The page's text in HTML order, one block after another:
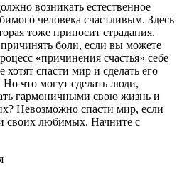
возникать естественное
человека счастливым. Здесь
тоже приносит страдания.
боли, если вы можете
«причинения счастья» себе
спасти мир и сделать его
что могут сделать люди,
гармоничными свою жизнь и
Невозможно спасти мир, если
своих любимых. Начните с